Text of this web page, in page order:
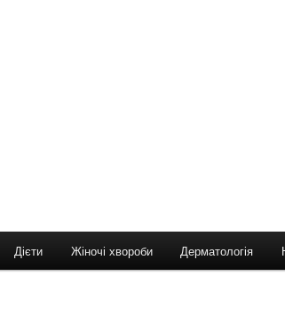
Дієти Жіночі хвороби Дерматологія